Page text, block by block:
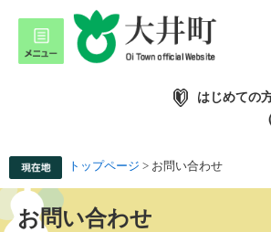
はじめての
トップページ > お問い合わせ
お問い合わせ